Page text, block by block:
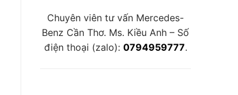
Chuyên viên tư vấn Mercedes-
Benz Cần Thơ. Ms. Kiều Anh – Số
điện thoại (zalo): 0794959777.